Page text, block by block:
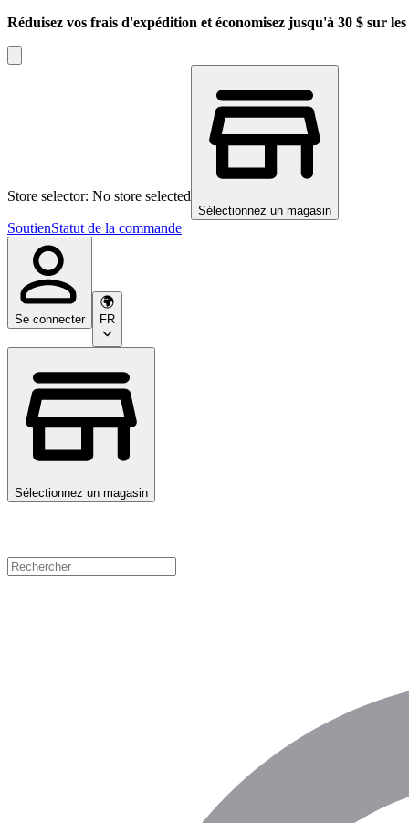
Réduisez vos frais d'expédition et économisez jusqu'à 30 $ sur
Store selector: No store selected
Sélectionnez un magasin
SoutienStatut de la commande
Se connecter FR
Sélectionnez un magasin